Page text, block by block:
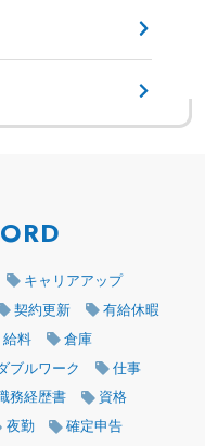
キャリアアップ
契約更新
有給休暇
給料
倉庫
ブルワーク
仕事
務経歴書
資格
夜勤
確定申告